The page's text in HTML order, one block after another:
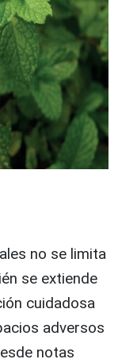
no se limita
se extiende
cuidadosa
adversos
notas